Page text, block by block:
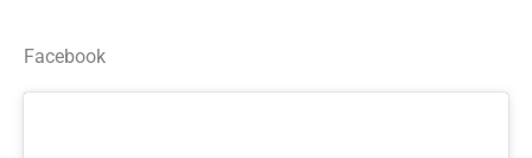
Facebook